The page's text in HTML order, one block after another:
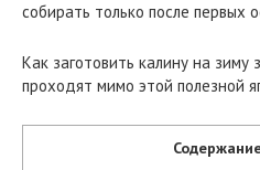
собирать только после первых
Как заготовить калину на зиму
проходят мимо этой полезной